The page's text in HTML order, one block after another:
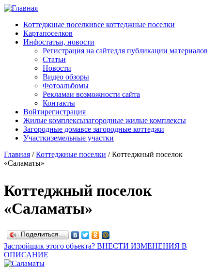
Перейти к основному содержанию
Коттеджные поселкивсе коттеджные поселки
Картапоселков
Инфостатьи, новости
Регистрация на сайтедля публикации материалов
Статьи
Новости
Видео обзоры
Фотоальбомы
Рекламаи возможности сайта
Контакты
Войтирегистрация
Жилые комплексызагородные жилые комплексы
Загородные домавсе загородные коттеджи
Участкиземельные участки
Главная / Коттеджные поселки /Коттеджный поселок
«Саламаты»
Коттеджный поселок
«Саламаты»
Поделиться…
Застройщик этого объекта? ВНЕСТИ ИЗМЕНЕНИЯ В
ОПИСАНИЕ